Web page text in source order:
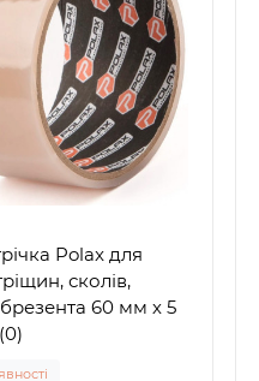
Топ
Популярний
Polax для
сколів,
брезента 60 мм х 5